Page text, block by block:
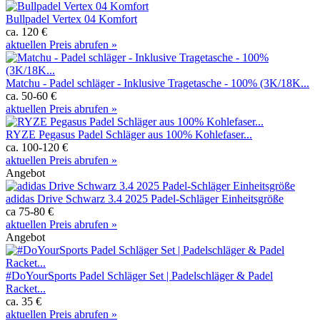
Bullpadel Vertex 04 Komfort
ca. 120 €
aktuellen Preis abrufen »
Matchu - Padel schläger - Inklusive Tragetasche - 100% (3K/18K...
ca. 50-60 €
aktuellen Preis abrufen »
RYZE Pegasus Padel Schläger aus 100% Kohlefaser...
ca. 100-120 €
aktuellen Preis abrufen »
Angebot
adidas Drive Schwarz 3.4 2025 Padel-Schläger Einheitsgröße
ca 75-80 €
aktuellen Preis abrufen »
Angebot
#DoYourSports Padel Schläger Set | Padelschläger & Padel
Racket...
ca. 35 €
aktuellen Preis abrufen »